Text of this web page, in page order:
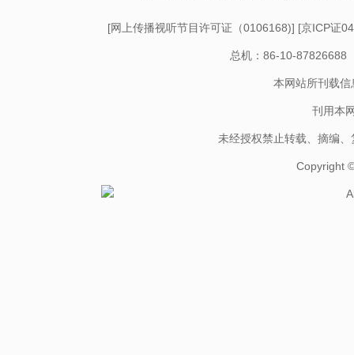
[网上传播视听节目许可证（0106168)] [京ICP证
总机：86-10-87826688
本网站所刊载
刊用本
未经授权禁止转载、摘编
Copyright